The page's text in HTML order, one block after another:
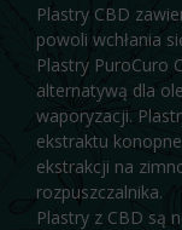
Plastry CBD
powoli wchłania
Plastry PuroCuro
alternatywą dla
waporyzacji.
ekstraktu
ekstrakcji na
rozpuszczalnika.
Plastry z CBD są